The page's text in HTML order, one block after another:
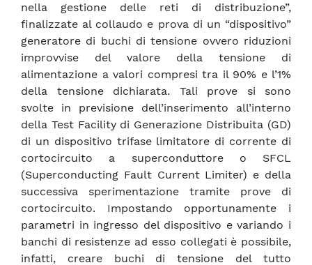
nella gestione delle reti di distribuzione”,
finalizzate al collaudo e prova di un “dispositivo”
generatore di buchi di tensione ovvero riduzioni
improvvise del valore della tensione di
alimentazione a valori compresi tra il 90% e l’1%
della tensione dichiarata. Tali prove si sono
svolte in previsione dell’inserimento all’interno
della Test Facility di Generazione Distribuita (GD)
di un dispositivo trifase limitatore di corrente di
cortocircuito a superconduttore o SFCL
(Superconducting Fault Current Limiter) e della
successiva sperimentazione tramite prove di
cortocircuito. Impostando opportunamente i
parametri in ingresso del dispositivo e variando i
banchi di resistenze ad esso collegati è possibile,
infatti, creare buchi di tensione del tutto